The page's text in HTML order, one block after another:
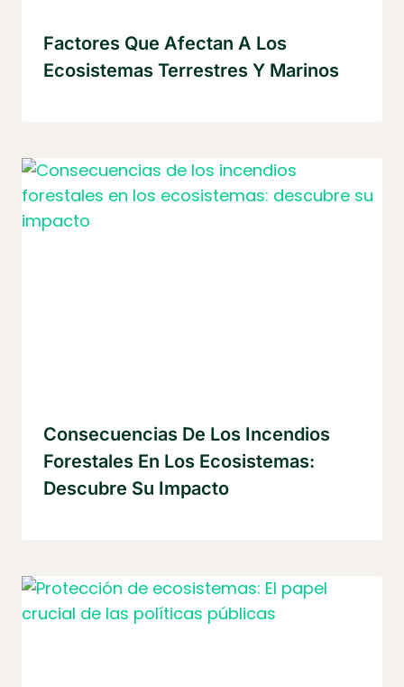
Factores Que Afectan A Los
Ecosistemas Terrestres Y Marinos
Consecuencias De Los Incendios
Forestales En Los Ecosistemas:
Descubre Su Impacto